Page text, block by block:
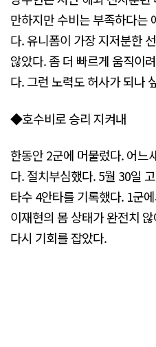
만하지만 수비는 부족하다는
다. 유니폼이 가장 지저분한
않았다. 좀 더 빠르게 움직이
다. 그런 노력도 허사가 되나
◆호수비로 승리 지켜내
한동안 2군에 머물렀다. 어느
다. 절치부심했다. 5월 30일
타수 4안타를 기록했다. 1군
이재현의 몸 상태가 완전치
다시 기회를 잡았다.